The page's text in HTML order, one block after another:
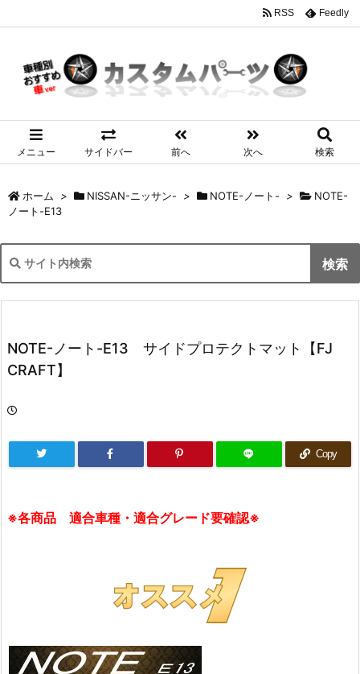
メニュー サイドバー 前へ 次へ 検索
RSS Feedly
ホーム > NISSAN-ニッサン- > NOTE-ノート- >
NOTE-
ノート-E13
NOTE-ノート-E13 サイドプロテクトマット【FJ
CRAFT】
Copy
※各商品 適合車種・適合グレード要確認※